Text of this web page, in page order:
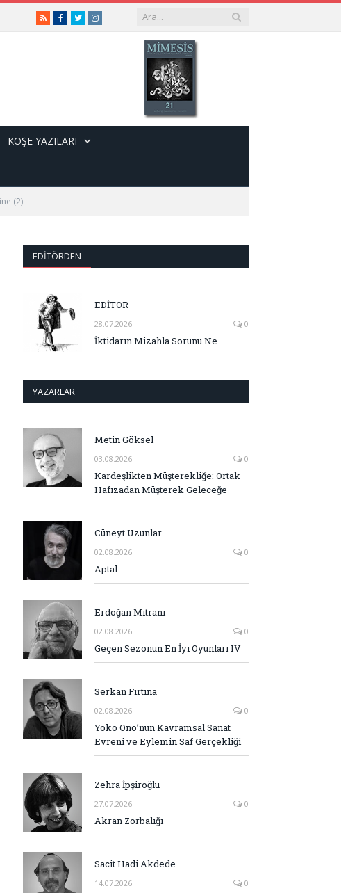
RSSFacebook
TwitterInstagram
KÖŞE YAZILARI
(2)
EDITÖRDEN
EDİTÖR
28.07.2026 0
İktidarın Mizahla Sorunu Ne
YAZARLAR
Metin Göksel
03.08.2026 0
Kardeşlikten Müşterekliğe: Ortak
Hafızadan Müşterek Geleceğe
Cüneyt Uzunlar
02.08.2026 0
Aptal
Erdoğan Mitrani
02.08.2026 0
Geçen Sezonun En İyi Oyunları IV
Serkan Fırtına
02.08.2026 0
Yoko Ono’nun Kavramsal Sanat
Evreni ve Eylemin Saf Gerçekliği
Zehra İpşiroğlu
27.07.2026 0
Akran Zorbalığı
Sacit Hadi Akdede
14.07.2026 0